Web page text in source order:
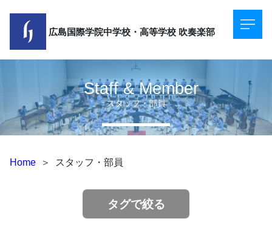
広島国際学院中学校・高等学校 吹奏楽部
スタッフ・部員
Staff & Member
Home ＞ スタッフ・部員
タグで絞る